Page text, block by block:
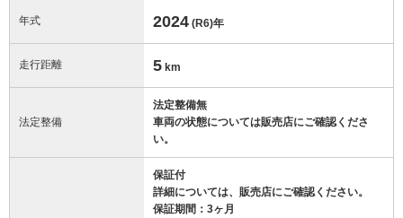
年式 2024 (R6)年
走行距離 5 km
法定整備
法定整備無
車両の状態については販売店にご確認くださ
い。
保証付
詳細については、販売店にご確認ください。
保証期間：3ヶ月